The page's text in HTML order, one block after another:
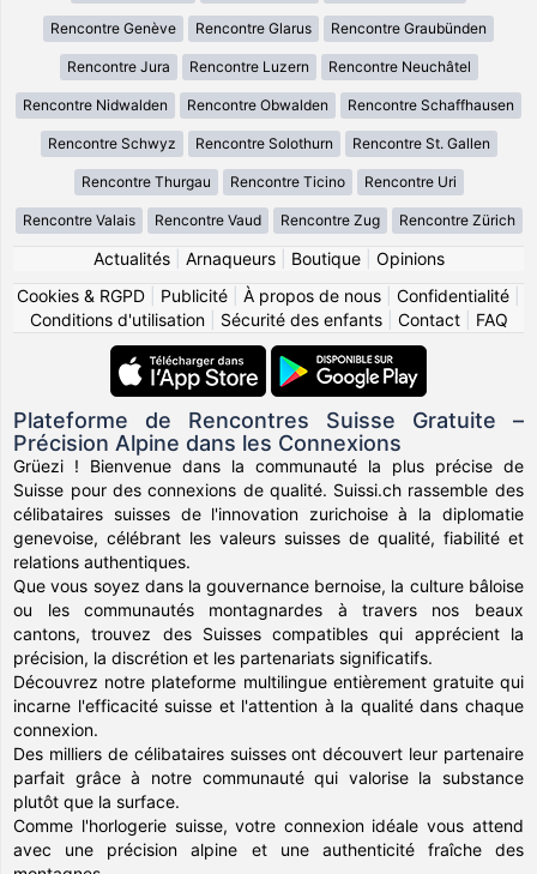
Rencontre Genève Rencontre Glarus Rencontre Graubünden
Rencontre Jura Rencontre Luzern Rencontre Neuchâtel
Rencontre Nidwalden Rencontre Obwalden Rencontre Schaffhausen
Rencontre Schwyz Rencontre Solothurn Rencontre St. Gallen
Rencontre Thurgau Rencontre Ticino Rencontre Uri
Rencontre Valais Rencontre Vaud Rencontre Zug Rencontre Zürich
Actualités| Arnaqueurs| Boutique| Opinions
Cookies & RGPD
Publicité À propos de nous Confidentialité
Conditions d'utilisation| Sécurité des enfants| Contact| FAQ
Plateforme de Rencontres Suisse Gratuite –
Précision Alpine dans les Connexions
Grüezi ! Bienvenue dans la communauté la plus précise de
Suisse pour des connexions de qualité. Suissi.ch rassemble des
célibataires suisses de l'innovation zurichoise à la diplomatie
genevoise, célébrant les valeurs suisses de qualité, fiabilité et
relations authentiques.
Que vous soyez dans la gouvernance bernoise, la culture bâloise
ou les communautés montagnardes à travers nos beaux
cantons, trouvez des Suisses compatibles qui apprécient la
précision, la discrétion et les partenariats significatifs.
Découvrez notre plateforme multilingue entièrement gratuite qui
incarne l'efficacité suisse et l'attention à la qualité dans chaque
connexion.
Des milliers de célibataires suisses ont découvert leur partenaire
parfait grâce à notre communauté qui valorise la substance
plutôt que la surface.
Comme l'horlogerie suisse, votre connexion idéale vous attend
avec une précision alpine et une authenticité fraîche des